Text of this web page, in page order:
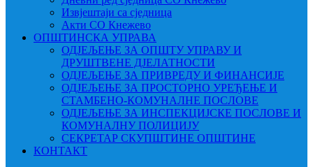
Извјештаји са сједница
Акти СО Кнежево
ОПШТИНСКА УПРАВА
ОДЈЕЉЕЊЕ ЗА ОПШТУ УПРАВУ И
ДРУШТВЕНЕ ДЈЕЛАТНОСТИ
ОДЈЕЉЕЊЕ ЗА ПРИВРЕДУ И ФИНАНСИЈЕ
ОДЈЕЉЕЊЕ ЗА ПРОСТОРНО УРЕЂЕЊЕ И
СТАМБЕНО-КОМУНАЛНЕ ПОСЛОВЕ
ОДЈЕЉЕЊЕ ЗА ИНСПЕКЦИЈСКЕ ПОСЛОВЕ И
КОМУНАЛНУ ПОЛИЦИЈУ
СЕКРЕТАР СКУПШТИНЕ ОПШТИНЕ
КОНТАКТ